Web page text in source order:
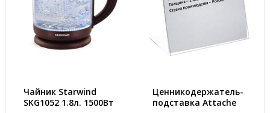
Чайник Starwind
SKG1052 1.8л. 1500Вт
Ценникодержатель-
подставка Attache